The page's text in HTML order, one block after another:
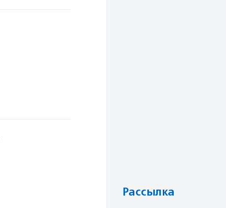
Рассылка